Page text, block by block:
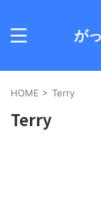
が
HOME > Terry
Terry